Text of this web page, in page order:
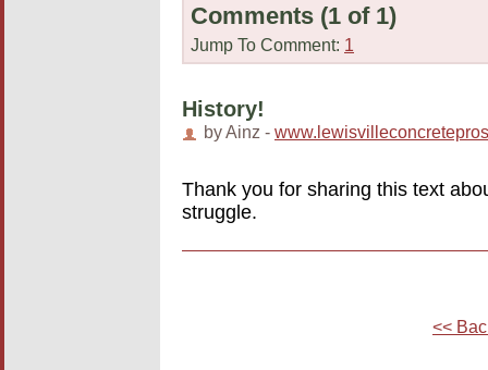
Comments (1 of 1)
Jump To Comment: 1
History!
by Ainz -
Thank you for sharing this text
struggle.
<<